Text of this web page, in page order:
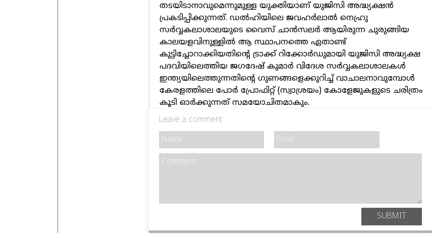
തടയിടാനാവുമെന്നുമുള്ള യുക്തിയാണ്‌ യുജിസി അദ്ധ്യക്ഷന്‍
പ്രകടിപ്പിക്കുന്നത്‌. ഡല്‍ഹിയിലെ ജവഹര്‍ലാല്‍ നെഹ്രു
സര്‍വ്വകലാശാലയുടെ വൈസ് ചാൻസലർ ആയിരുന്ന ചുരുങ്ങിയ
കാലയളവിനുള്ളില്‍ ആ സ്ഥാപനത്തെ ഏതാണ്ട്‌
കുട്ടിച്ചോറാക്കിയതിന്റെ ട്രാക്ക്‌ റിക്കോര്‍ഡുമായി യുജിസി അദ്ധ്യക്ഷ
പദവിയിലെത്തിയ ജഗദേഷ്‌ കുമാര്‍ വിദേശ സര്‍വ്വകലാശാലകള്‍
ഇന്ത്യയിലെത്തുന്നതിന്റെ ഗുണങ്ങളെക്കുറിച്ച് വാചാലനാവുമ്പോള്‍
കേരളത്തിലെ പോര്‍ പ്രോഫിറ്റ്‌ (സ്വാശ്രയം) കോളേജുകളുടെ ചരിത്രം
കൂടി ഓര്‍ക്കുന്നത്‌ സമയോചിതമാകും.
Leave a comment
SUBMIT